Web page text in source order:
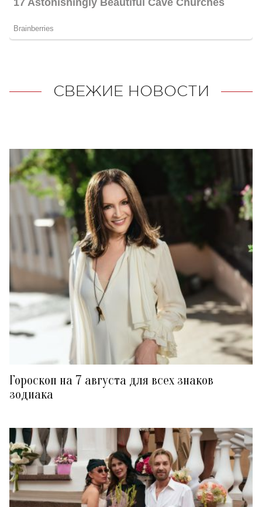
СВЕЖИЕ НОВОСТИ
Гороскоп на 7 августа для всех знаков
зодиака